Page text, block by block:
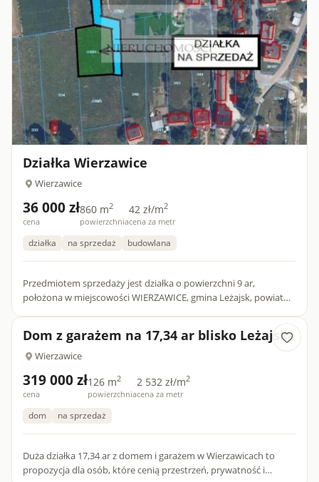
Działka Wierzawice
Wierzawice
36 000 zł
cena
860 m2
powierzchnia
42 zł/m2
cena za metr
działka na sprzedaż budowlana
Przedmiotem sprzedaży jest działka o powierzchni 9 ar,
położona w miejscowości WIERZAWICE, gmina Leżajsk, powiat
Dom z garażem na 17,34 ar blisko Leżajska
Wierzawice
319 000 zł
cena
126 m2
powierzchnia
2 532 zł/m2
cena za metr
dom na sprzedaż
Duża działka 17,34 ar z domem i garażem w Wierzawicach to
propozycja dla osób, które cenią przestrzeń, prywatność i